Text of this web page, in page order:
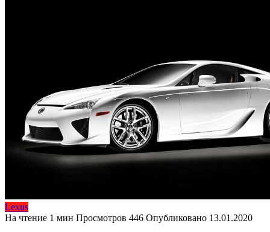
Lexus
На чтение 1 мин Просмотров 446 Опубликовано 13.01.2020